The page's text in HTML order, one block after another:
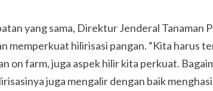
yang sama, Direktur Jenderal
memperkuat hilirisasi pangan. “Kita harus
on farm, juga aspek hilir kita perkuat.
juga mengalir dengan baik